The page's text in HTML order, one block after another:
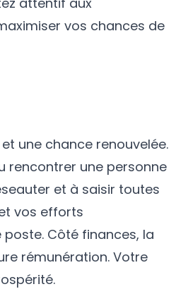
vos chances de
une chance renouvelée.
rencontrer une personne
et à saisir toutes
vos efforts
Côté finances, la
rémunération. Votre